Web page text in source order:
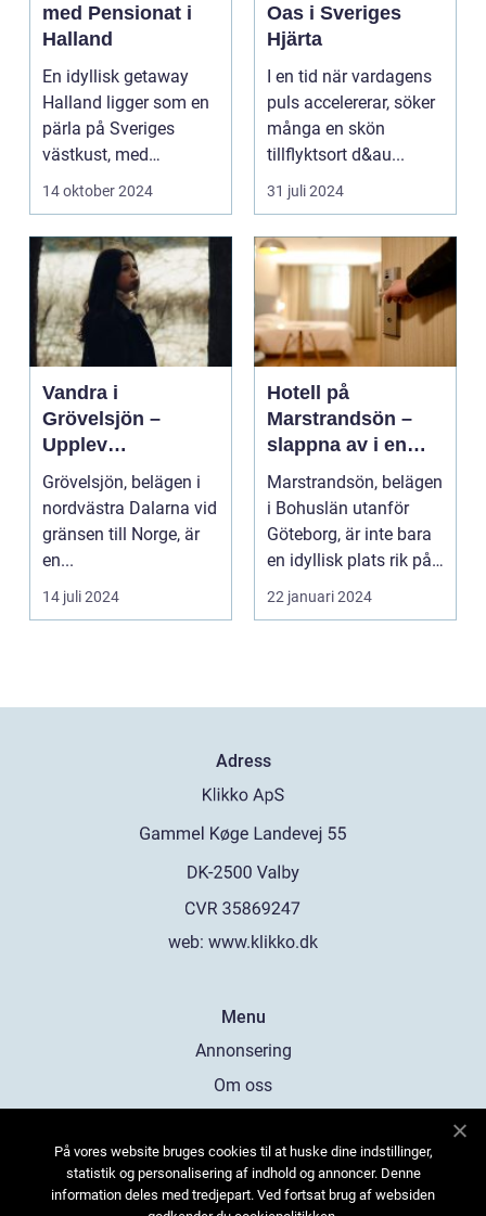
med Pensionat i
Halland
En idyllisk getaway
Halland ligger som en
pärla på Sveriges
västkust, med
fantastis...
14 oktober 2024
Oas i Sveriges
Hjärta
I en tid när vardagens
puls accelererar, söker
många en skön
tillflyktsort d&au...
31 juli 2024
Vandra i
Grövelsjön –
Upplev
spektakulär natur
och
vildmarksupplevel
ser på nära håll
Grövelsjön, belägen i
nordvästra Dalarna vid
gränsen till Norge, är
en...
14 juli 2024
Hotell på
Marstrandsön –
slappna av i en
oas vid havet
Marstrandsön, belägen
i Bohuslän utanför
Göteborg, är inte bara
en idyllisk plats rik på
historia oc...
22 januari 2024
Adress
web: www.klikko.dk
Menu
Annonsering
Om oss
Kontakta oss
Sitemap
På vores website bruges cookies til at huske dine indstillinger,
statistik og personalisering af indhold og annoncer. Denne
information deles med tredjepart. Ved fortsat brug af websiden